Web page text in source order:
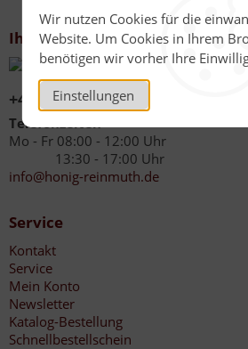
Wir nutzen Cookies für die
Website. Um Cookies in Ihrem
benötigen wir vorher Ihre
Einstellungen
Ihr Kontakt zu uns
+49 (0)6267 1021
Telefonzeiten
Mo - Fr 08:00 - 12:00 Uhr
13:30 - 17:00 Uhr
info@honig-reinmuth.de
Service
Kontakt
Service
Mein Konto
Newsletter
Katalog-Bestellung
Schnellbestellschein